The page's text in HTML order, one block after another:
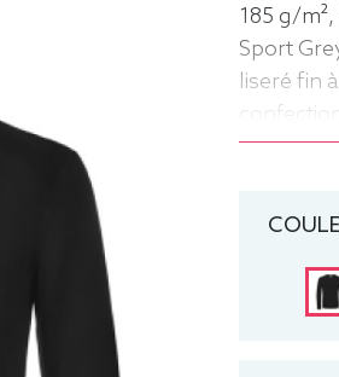
185 g/
Sport
liseré fin
Homme,